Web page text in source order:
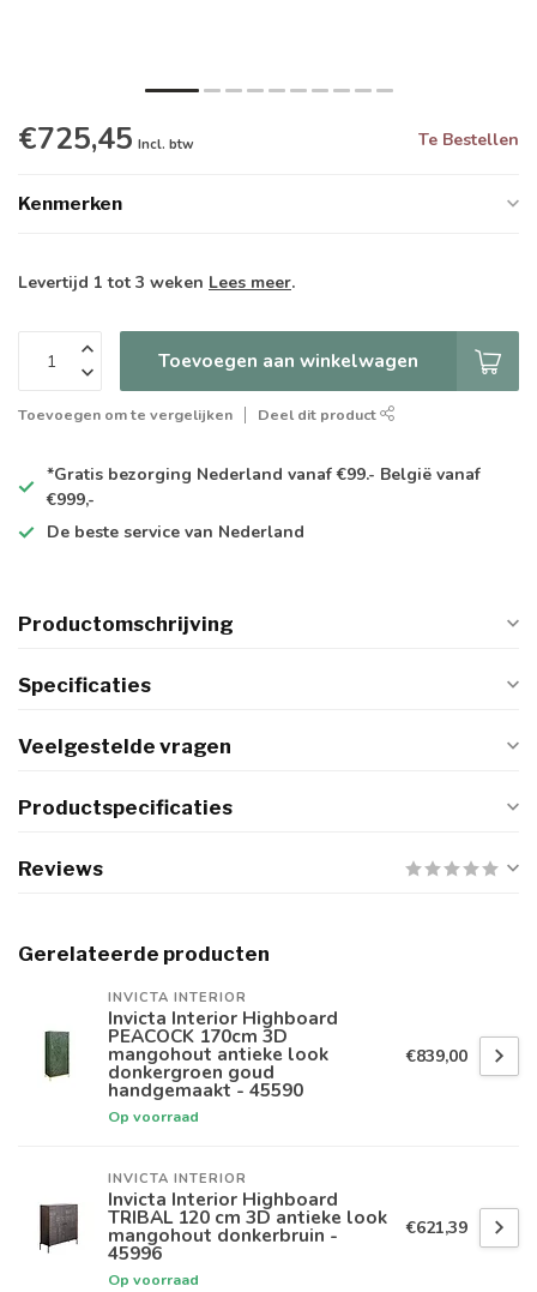
€725,45 Incl. btw Te Bestellen
Kenmerken
Levertijd 1 tot 3 weken Lees meer.
Toevoegen aan winkelwagen
Toevoegen om te vergelijken Deel dit product
*Gratis bezorging Nederland vanaf €99.- België vanaf
€999,-
De beste service van Nederland
Productomschrijving
Specificaties
Veelgestelde vragen
Productspecificaties
Reviews
Gerelateerde producten
INVICTA INTERIOR
Invicta Interior Highboard
PEACOCK 170cm 3D
mangohout antieke look
donkergroen goud
handgemaakt - 45590
Op voorraad
€839,00
INVICTA INTERIOR
Invicta Interior Highboard
TRIBAL 120 cm 3D antieke look
mangohout donkerbruin -
45996
Op voorraad
€621,39